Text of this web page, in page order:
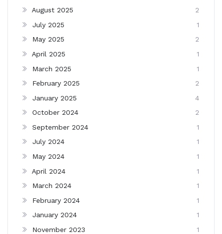
August 2025
2
July 2025
1
May 2025
2
April 2025
1
March 2025
1
February 2025
2
January 2025
4
October 2024
2
September 2024
1
July 2024
1
May 2024
1
April 2024
1
March 2024
1
February 2024
1
January 2024
1
November 2023
1